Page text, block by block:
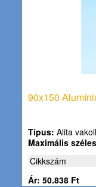
90x150
Típus:Alita
Maximális
Cikkszám
Ár: 50.838 Ft